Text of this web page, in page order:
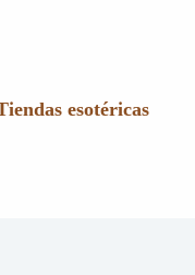
esotéricas